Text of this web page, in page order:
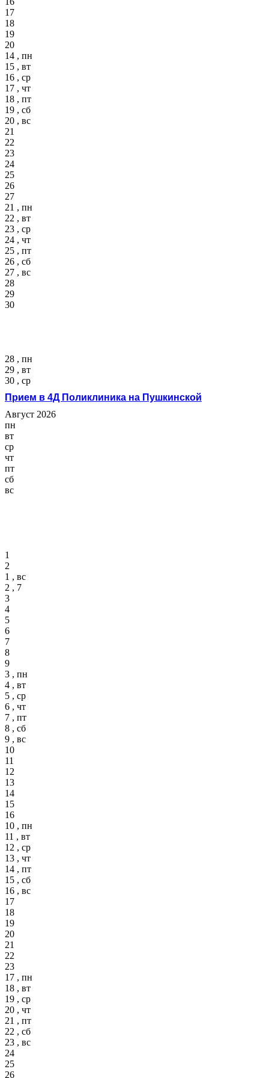
17
18
19
20
14 , пн
15 , вт
16 , ср
17 , чт
18 , пт
19 , сб
20 , вс
21
22
23
24
25
26
27
21 , пн
22 , вт
23 , ср
24 , чт
25 , пт
26 , сб
27 , вс
28
29
30
28 , пн
29 , вт
30 , ср
Прием в 4Д Поликлиника на Пушкинской
Август 2026
пн
вт
ср
чт
пт
сб
вс
1
2
1 , вс
2 , 7
3
4
5
6
7
8
9
3 , пн
4 , вт
5 , ср
6 , чт
7 , пт
8 , сб
9 , вс
10
11
12
13
14
15
16
10 , пн
11 , вт
12 , ср
13 , чт
14 , пт
15 , сб
16 , вс
17
18
19
20
21
22
23
17 , пн
18 , вт
19 , ср
20 , чт
21 , пт
22 , сб
23 , вс
24
25
26